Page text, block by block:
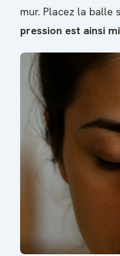
mur. Placez la balle
pression est ainsi